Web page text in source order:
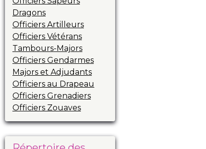
Dragons
Officiers Artilleurs
Officiers Vétérans
Tambours-Majors
Officiers Gendarmes
Majors et Adjudants
Officiers au Drapeau
Officiers Grenadiers
Officiers Zouaves